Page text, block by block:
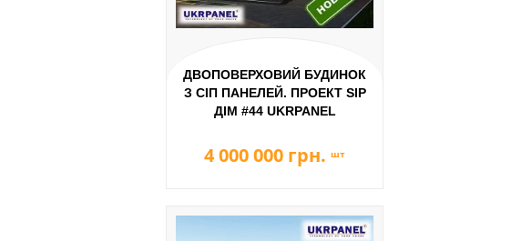
ДВОПОВЕРХОВИЙ БУДИНОК
З СІП ПАНЕЛЕЙ. ПРОЕКТ SIP
ДІМ #44 UKRPANEL
4 000 000 грн. шт